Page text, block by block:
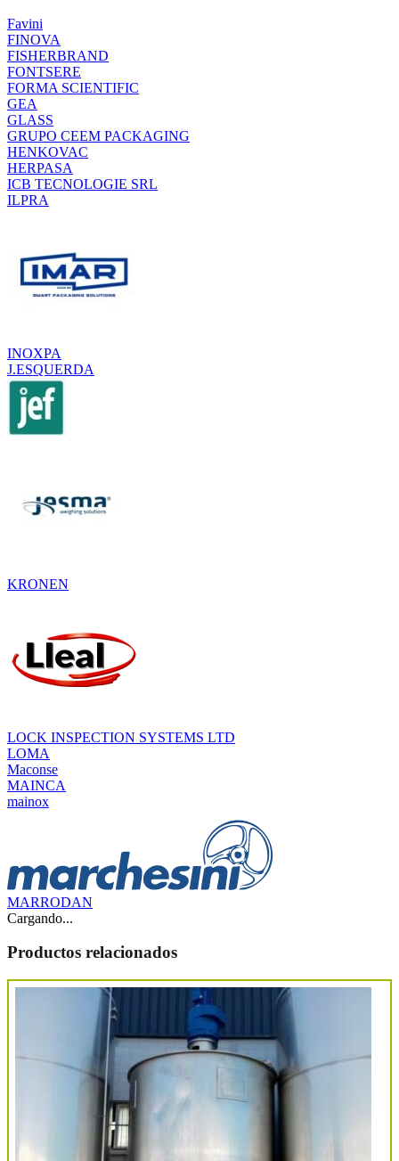
Favini
FINOVA
FISHERBRAND
FONTSERE
FORMA SCIENTIFIC
GEA
GLASS
GRUPO CEEM PACKAGING
HENKOVAC
HERPASA
ICB TECNOLOGIE SRL
ILPRA
INOXPA
J.ESQUERDA
KRONEN
LOCK INSPECTION SYSTEMS LTD
LOMA
Maconse
MAINCA
mainox
MARRODAN
Cargando...
Productos relacionados